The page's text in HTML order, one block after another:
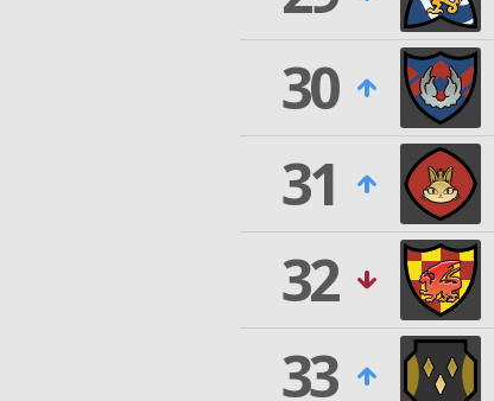
30
31
32
33